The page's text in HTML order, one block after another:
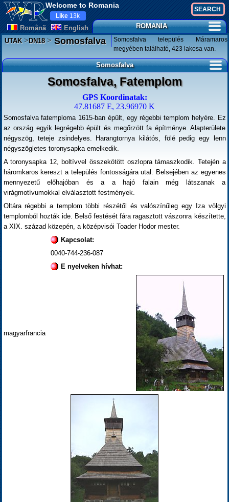
Welcome to Romania
Românã English
Like 13k
ROMANIA
UTAK>DN18>Somosfalva
Somosfalva település Máramaros
megyében található, 423 lakosa van.
Somosfalva
Somosfalva, Fatemplom
GPS Koordinatak:
47.81687 E, 23.96970 K
Somosfalva fatemploma 1615-ban épült, egy régebbi templom helyére. Ez
az ország egyik legrégebb épült és megőrzött fa építménye. Alapterülete
négyszög, teteje zsindelyes. Harangtornya kilátós, fölé pedig egy lenn
négyszögletes toronysapka emelkedik.
A toronysapka 12, boltívvel összekötött oszlopra támaszkodik. Tetején a
háromkaros kereszt a település fontosságára utal. Belsejében az egyenes
mennyezetű előhajóban és a a hajó falain még látszanak a
virágmotívumokkal elválasztott festmények.
Oltára régebbi a templom többi részétől és valószínűleg egy Iza völgyi
templomból hozták ide. Belső festését fára ragasztott vászonra készítette,
a XIX. század közepén, a középvisói Toader Hodor mester.
Kapcsolat:
0040-744-236-087
E nyelveken hívhat:
magyarfrancia